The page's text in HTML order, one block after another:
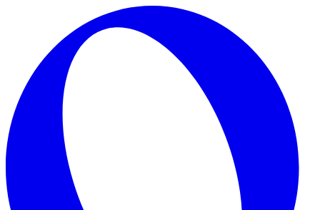
Skip to main content